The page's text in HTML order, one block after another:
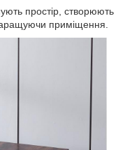
простір, створюють
приміщення.